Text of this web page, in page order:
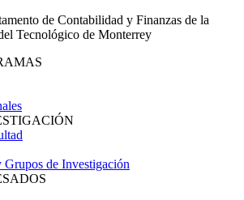
de Contabilidad y Finanzas de la
Tecnológico de Monterrey
Grupos de Investigación